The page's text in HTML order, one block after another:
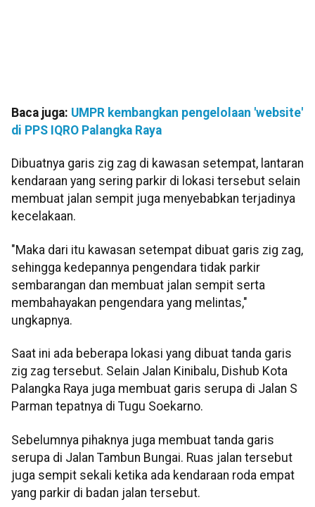
Baca juga: UMPR kembangkan pengelolaan 'website'
di PPS IQRO Palangka Raya
Dibuatnya garis zig zag di kawasan setempat, lantaran
kendaraan yang sering parkir di lokasi tersebut selain
membuat jalan sempit juga menyebabkan terjadinya
kecelakaan.
"Maka dari itu kawasan setempat dibuat garis zig zag,
sehingga kedepannya pengendara tidak parkir
sembarangan dan membuat jalan sempit serta
membahayakan pengendara yang melintas,"
ungkapnya.
Saat ini ada beberapa lokasi yang dibuat tanda garis
zig zag tersebut. Selain Jalan Kinibalu, Dishub Kota
Palangka Raya juga membuat garis serupa di Jalan S
Parman tepatnya di Tugu Soekarno.
Sebelumnya pihaknya juga membuat tanda garis
serupa di Jalan Tambun Bungai. Ruas jalan tersebut
juga sempit sekali ketika ada kendaraan roda empat
yang parkir di badan jalan tersebut.